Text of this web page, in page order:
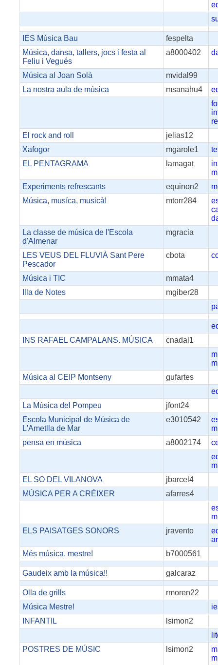
IES Música Bau
fespelta
Música, dansa, tallers, jocs i festa al
Feliu i Vegués
a8000402
Música al Joan Solà
mvidal99
La nostra aula de música
msanahu4
El rock and roll
jelias12
Xafogor
mgarole1
EL PENTAGRAMA
lamagat
Experiments refrescants
equinon2
Música, musíca, musicà!
mtorr284
La classe de música de l'Escola
d'Almenar
mgracia
LES VEUS DEL FLUVIÀ Sant Pere
Pescador
cbota
Música i TIC
mmata4
Illa de Notes
mgiber28
INS RAFAEL CAMPALANS. MÚSICA
cnadal1
Música al CEIP Montseny
gufartes
La Música del Pompeu
jfont24
Escola Municipal de Música de
L'Ametlla de Mar
e3010542
pensa en música
a8002174
EL SO DEL VILANOVA
jbarcel4
MÚSICA PER A CRÉIXER
afarres4
ELS PAISATGES SONORS
jravento
Més música, mestre!
b7000561
Gaudeix amb la música!! galcaraz
Olla de grills
rmoren22
Música Mestre!
INFANTIL
lsimon2
POSTRES DE MÚSIC
lsimon2